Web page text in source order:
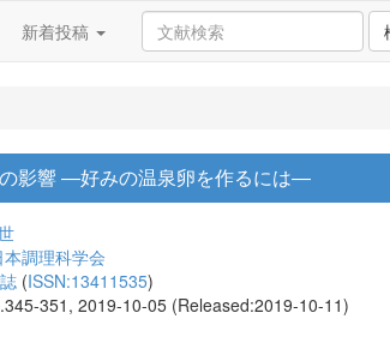
新着投稿
影響 ―好みの温泉卵を作るには―
調理科学会
(ISSN:13411535)
351, 2019-10-05 (Released:2019-10-11)